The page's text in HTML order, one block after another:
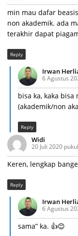
min mau dafar
non akademik. ada
terakhir dapat
Reply
Irwan
6 Agustus
bisa ka, kaka
(akademik/non
Reply
Widi
20 Juli 2020
Keren, lengkap
Reply
Irwan
6 Agustus
sama” ka. 👍😊